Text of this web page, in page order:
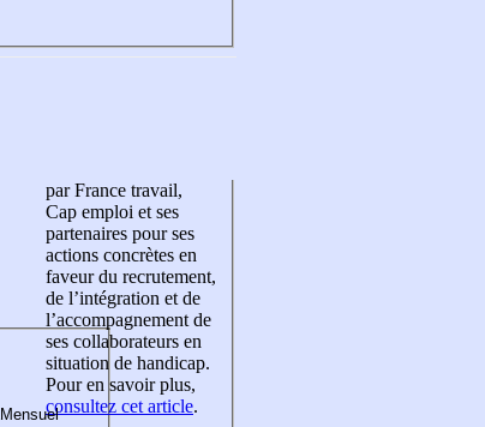
par France travail,
Cap emploi et ses
partenaires pour ses
actions concrètes en
faveur du recrutement,
de l’intégration et de
l’accompagnement de
ses collaborateurs en
situation de handicap.
Pour en savoir plus,
consultez cet article.